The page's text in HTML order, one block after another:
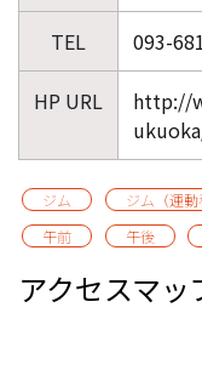
TEL 093-
HP URL
http://
ジム ジム（運動
午前
午後
アクセスマッ